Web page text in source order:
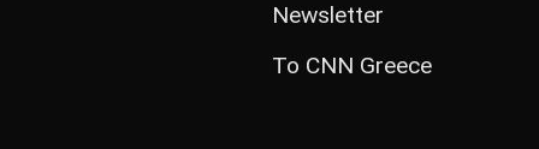
Newsletter
Το CNN Greece